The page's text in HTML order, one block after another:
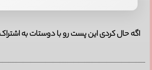
اگه حال کردی این پست رو با دوستات به اشتراک